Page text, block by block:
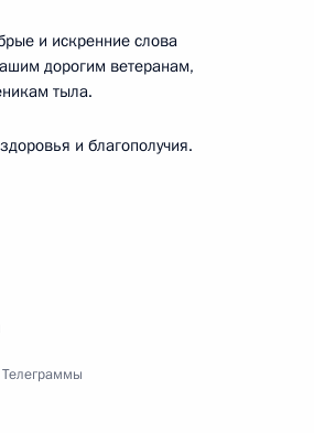
и искренние слова
дорогим ветеранам,
тыла.
и благополучия.
Телеграммы